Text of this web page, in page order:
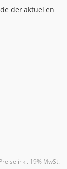
der aktuellen
inkl. 19% MwSt.